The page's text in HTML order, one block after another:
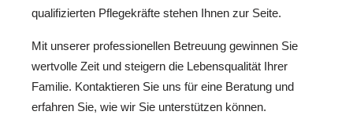
qualifizierten Pflegekräfte stehen Ihnen zur Seite.
Mit unserer professionellen Betreuung gewinnen Sie
wertvolle Zeit und steigern die Lebensqualität Ihrer
Familie. Kontaktieren Sie uns für eine Beratung und
erfahren Sie, wie wir Sie unterstützen können.